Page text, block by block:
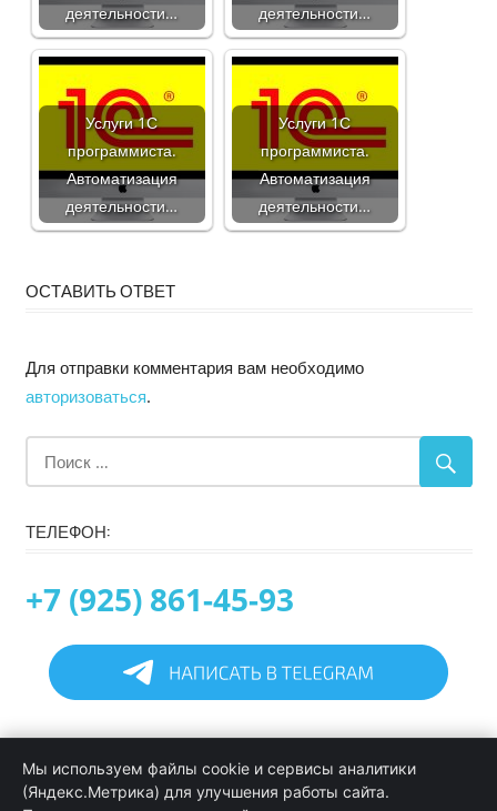
деятельности…
деятельности…
Услуги 1С
программиста.
Автоматизация
деятельности…
Услуги 1С
программиста.
Автоматизация
деятельности…
ОСТАВИТЬ ОТВЕТ
Для отправки комментария вам необходимо
авторизоваться.
ТЕЛЕФОН:
+7 (925) 861-45-93
Информация
Программирование в 1С услуги
Мы используем файлы cookie и сервисы аналитики
(Яндекс.Метрика) для улучшения работы сайта.